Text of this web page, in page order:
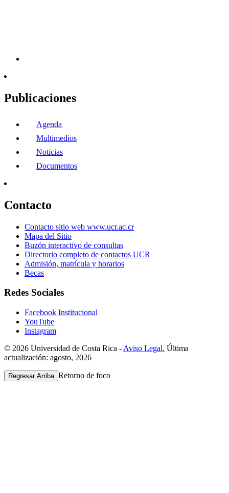
Publicaciones
Agenda
Multimedios
Noticias
Documentos
Contacto
Contacto sitio web www.ucr.ac.cr
Mapa del Sitio
Buzón interactivo de consultas
Directorio completo de contactos UCR
Admisión, matrícula y horarios
Becas
Redes Sociales
Facebook Institucional
YouTube
Instagram
© 2026 Universidad de Costa Rica - Aviso Legal. Última
actualización: agosto, 2026
Regresar Arriba Retorno de foco